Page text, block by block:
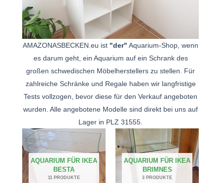
AMAZONASBECKEN.eu ist "der" Aquarium-Shop, wenn
es darum geht, ein Aquarium auf ein Schrank des
großen schwedischen Möbelherstellers zu stellen. Für
zahlreiche Schränke und Regale haben wir langfristige
Tests vollzogen, bevor diese für den Verkauf angeboten
wurden. Alle angebotene Modelle sind direkt bei uns auf
Lager in PLZ 31555.
AQUARIUM FÜR IKEA
BESTA
11 PRODUKTE
AQUARIUM FÜR IKEA
BRIMNES
3 PRODUKTE